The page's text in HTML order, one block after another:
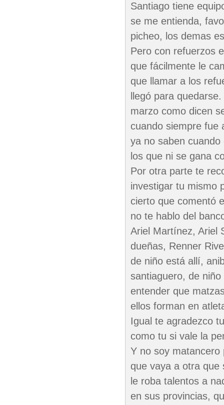
Santiago tiene
se me entienda,
picheo, los demas
Pero con refuerzos
que fácilmente le
que llamar a los
llegó para
marzo como dicen
cuando siempre fue
ya no saben
los que ni se gana
Por otra parte te
investigar tu mismo
cierto que comentó
no te hablo del
Ariel Martínez, Ariel
dueñas, Renner
de niño está allí,
santiaguero, de
entender que
ellos forman en
Igual te agradezco
como tu si vale la
Y no soy matancero
que vaya a otra
le roba talentos a
en sus provincias,